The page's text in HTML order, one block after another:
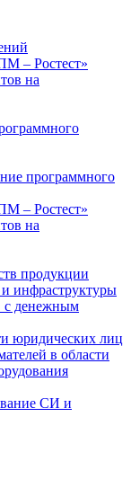
– Ростест»
на
программного
– Ростест»
на
продукции
инфраструктуры
с денежным
юридических лиц
в области
СИ и